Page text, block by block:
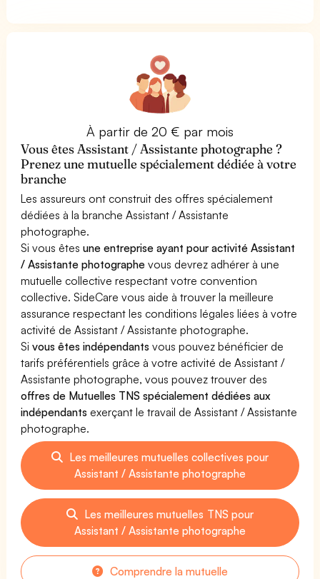
À partir de 20 € par mois
Vous êtes Assistant / Assistante photographe ?
Prenez une mutuelle spécialement dédiée à votre
branche
Les assureurs ont construit des offres spécialement
dédiées à la branche Assistant / Assistante
photographe.
Si vous êtesune entreprise ayant pour activité Assistant
/ Assistante photographe vous devrez adhérer à une
mutuelle collective respectant votre convention
collective. SideCare vous aide à trouver la meilleure
assurance respectant les conditions légales liées à votre
activité de Assistant / Assistante photographe.
Sivous êtes indépendants vous pouvez bénéficier de
tarifs préférentiels grâce à votre activité de Assistant /
Assistante photographe, vous pouvez trouver des
offres de Mutuelles TNS spécialement dédiées aux
indépendants exerçant le travail de Assistant / Assistante
photographe.
Les meilleures mutuelles collectives pour
Assistant / Assistante photographe
Les meilleures mutuelles TNS pour
Assistant / Assistante photographe
Comprendre la mutuelle